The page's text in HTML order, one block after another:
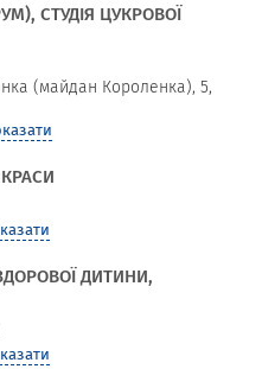
СТУДІЯ ЦУКРОВОЇ
(майдан Короленка), 5,
ДИТИНИ,